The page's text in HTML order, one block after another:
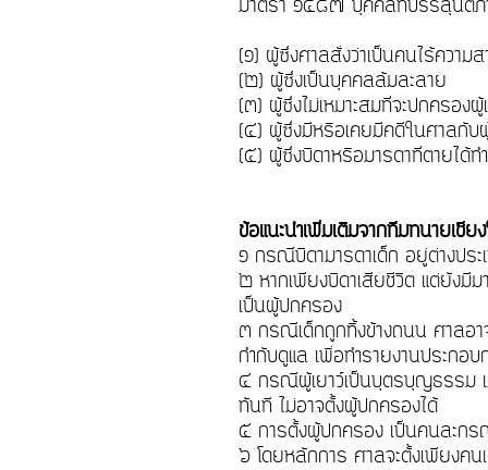
มาตรา ๑๕๘๗ บุคคลที่บรรลุนิติภ
(๑) ผู้ซึ่งศาลสั่งว่าเป็นคนไร้ควา
(๒) ผู้ซึ่งเป็นบุคคลล้มละลาย
(๓) ผู้ซึ่งไม่เหมาะสมที่จะปกครอ
(๔) ผู้ซึ่งมีหรือเคยมีคดีในศาลกับ
(๕) ผู้ซึ่งบิดาหรือมารดาที่ตายได้
ข้อแนะนำเพิ่มเติมจากทีมทนายเชี
๑ กรณีบิดามารดาเด็ก อยู่ต่างปร
๒ หากเพียงบิดาเสียชีวิต แต่ยังมีม
เป็นผู้ปกครอง
๓ กรณีเด็กถูกทิ้งข้างถนน ศาลอา
กำกับดูแล เพื่อทำรายงานประก
๔ กรณีผู้เยาว์เป็นบุตรบุญธรรม เ
ทันที ไม่อาจตั้งผู้ปกครองได้
๕ การตั้งผู้ปกครอง เป็นคนละก
๖ โดยหลักการ ศาลจะตั้งเพียงคน